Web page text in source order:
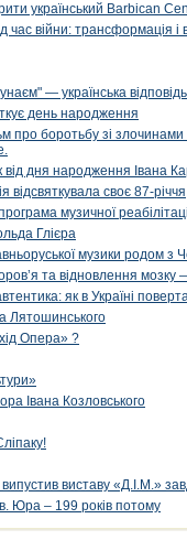
український Barbican
війни: трансформація і
— українська
день народження
про боротьбу зі
від дня народження Івана
відсвяткувала своє 87-річчя
музичної
Глієра
музики родом з
та відновлення мозку
як в Україні
Лятошинського
Опера» ?
Івана Козловського
виставу «Д.І.М.»
Юра – 199 років потому